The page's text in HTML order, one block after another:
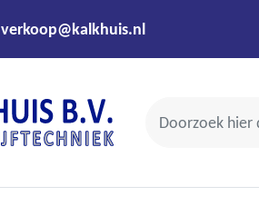
verkoop@kalkhuis.nl